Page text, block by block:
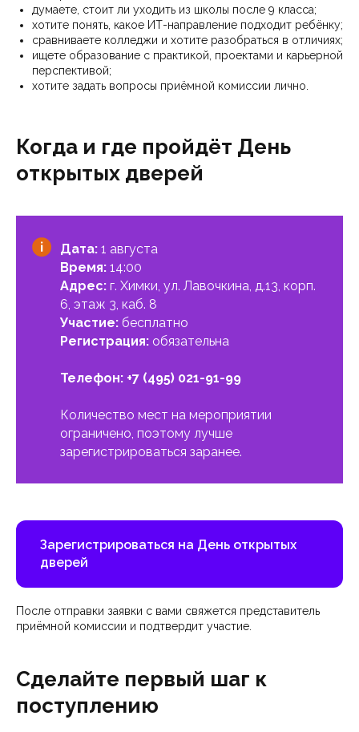
думаете, стоит ли уходить из школы после 9 класса;
хотите понять, какое ИТ-направление подходит ребёнку;
сравниваете колледжи и хотите разобраться в отличиях;
ищете образование с практикой, проектами и карьерной
перспективой;
хотите задать вопросы приёмной комиссии лично.
Когда и где пройдёт День
открытых дверей
Дата: 1 августа
Время: 14:00
Адрес: г. Химки, ул. Лавочкина, д.13, корп.
6, этаж 3, каб. 8
Участие: бесплатно
Регистрация: обязательна
Телефон: +7 (495) 021-91-99
Количество мест на мероприятии
ограничено, поэтому лучше
зарегистрироваться заранее.
Зарегистрироваться на День открытых
дверей
После отправки заявки с вами свяжется представитель
приёмной комиссии и подтвердит участие.
Сделайте первый шаг к
поступлению